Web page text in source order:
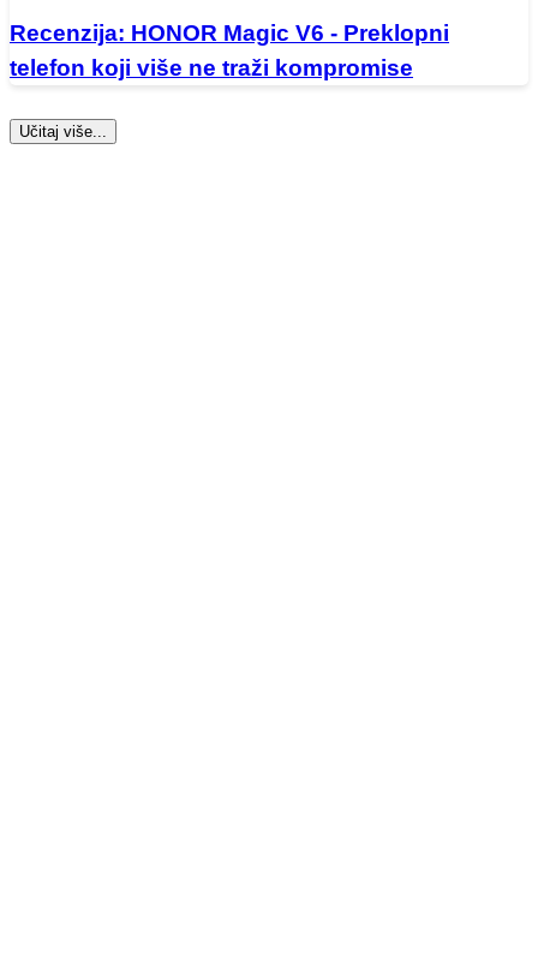
Recenzija: HONOR Magic V6 - Preklopni
telefon koji više ne traži kompromise
Učitaj više...